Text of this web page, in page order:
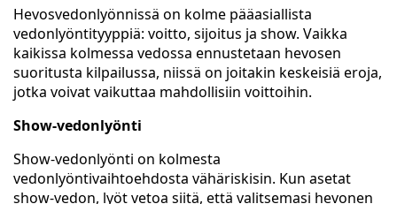
Hevosvedonlyönnissä on kolme pääasiallista
vedonlyöntityyppiä: voitto, sijoitus ja show. Vaikka
kaikissa kolmessa vedossa ennustetaan hevosen
suoritusta kilpailussa, niissä on joitakin keskeisiä eroja,
jotka voivat vaikuttaa mahdollisiin voittoihin.
Show-vedonlyönti
Show-vedonlyönti on kolmesta
vedonlyöntivaihtoehdosta vähäriskisin. Kun asetat
show-vedon, lyöt vetoa siitä, että valitsemasi hevonen